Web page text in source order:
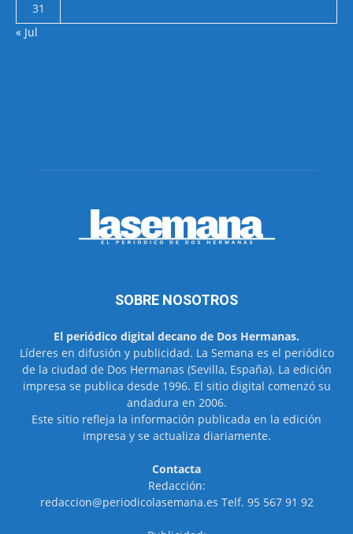
31
« Jul
SOBRE NOSOTROS
El periódico digital decano de Dos Hermanas.
Líderes en difusión y publicidad. La Semana es el periódico
de la ciudad de Dos Hermanas (Sevilla, España). La edición
impresa se publica desde 1996. El sitio digital comenzó su
andadura en 2006.
Este sitio refleja la información publicada en la edición
impresa y se actualiza diariamente.
Contacta
Redacción:
redaccion@periodicolasemana.es Telf. 95 567 91 92